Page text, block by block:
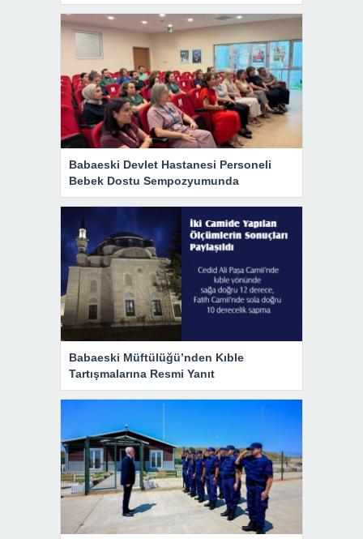
Babaeski Devlet Hastanesi Personeli
Bebek Dostu Sempozyumunda
Babaeski Müftülüğü’nden Kıble
Tartışmalarına Resmi Yanıt